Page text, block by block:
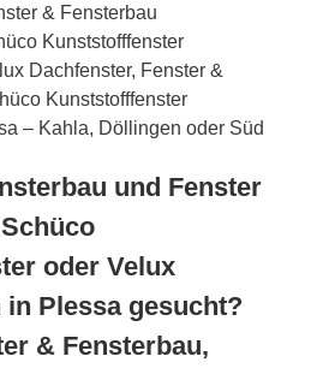
& Fensterbau
Kunststofffenster
Dachfenster, Fenster &
Kunststofffenster
– Kahla, Döllingen oder Süd
und Fenster
oder Velux
Plessa gesucht?
& Fensterbau,